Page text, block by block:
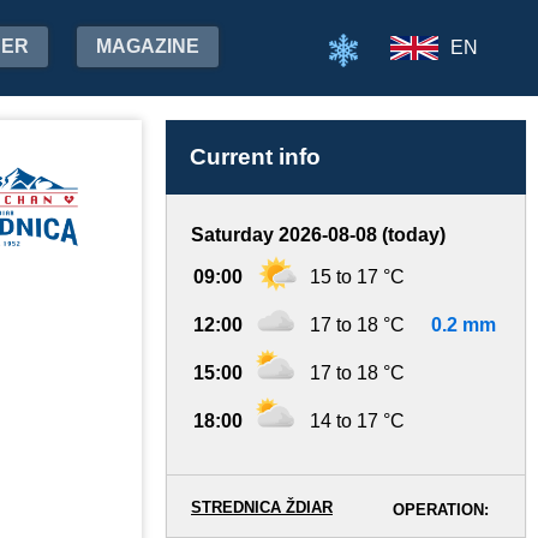
MAGAZINE EN
Current info
Saturday 2026-08-08 (today)
09:00 15 to 17 °C
12:00 17 to 18 °C 0.2 mm
15:00 17 to 18 °C
18:00 14 to 17 °C
OPERATION:
STREDNICA ŽDIAR